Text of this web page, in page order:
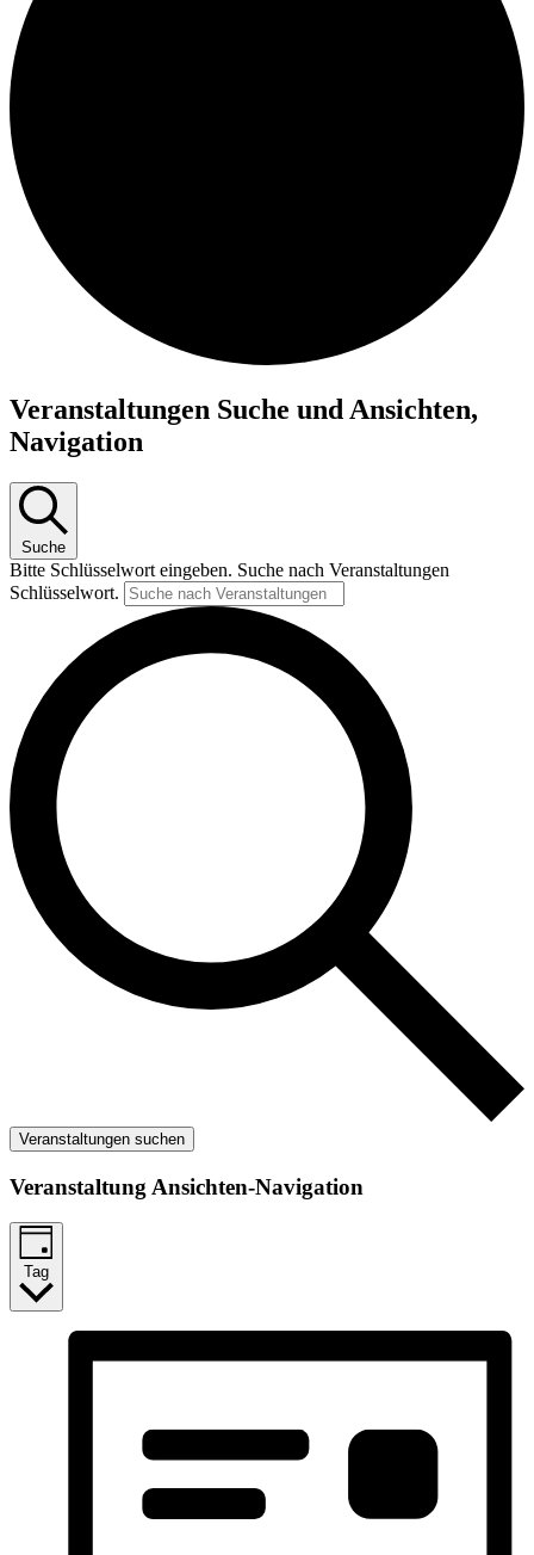
Veranstaltungen
für
20.
März
2025
Veranstaltungen Suche und Ansichten,
Navigation
Suche
Bitte Schlüsselwort eingeben. Suche nach Veranstaltungen
Schlüsselwort.
Veranstaltungen suchen
Veranstaltung Ansichten-Navigation
Tag